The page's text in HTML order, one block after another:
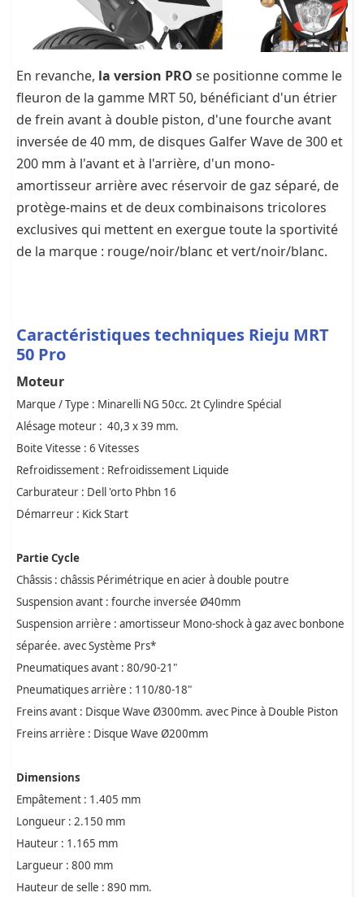
En revanche, la version PRO se positionne comme le
fleuron de la gamme MRT 50, bénéficiant d'un étrier
de frein avant à double piston, d'une fourche avant
inversée de 40 mm, de disques Galfer Wave de 300 et
200 mm à l'avant et à l'arrière, d'un mono-
amortisseur arrière avec réservoir de gaz séparé, de
protège-mains et de deux combinaisons tricolores
exclusives qui mettent en exergue toute la sportivité
de la marque : rouge/noir/blanc et vert/noir/blanc.
Caractéristiques techniques Rieju MRT
50 Pro
Moteur
Marque / Type : Minarelli NG 50cc. 2t Cylindre Spécial
Alésage moteur : 40,3 x 39 mm.
Boite Vitesse : 6 Vitesses
Refroidissement : Refroidissement Liquide
Carburateur : Dell 'orto Phbn 16
Démarreur : Kick Start
Partie Cycle
Châssis : châssis Périmétrique en acier à double poutre
Suspension avant : fourche inversée Ø40mm
Suspension arrière : amortisseur Mono-shock à gaz avec bonbone
séparée. avec Système Prs*
Pneumatiques avant : 80/90-21"
Pneumatiques arrière : 110/80-18"
Freins avant : Disque Wave Ø300mm. avec Pince à Double Piston
Freins arrière : Disque Wave Ø200mm
Dimensions
Empâtement : 1.405 mm
Longueur : 2.150 mm
Hauteur : 1.165 mm
Largueur : 800 mm
Hauteur de selle : 890 mm.